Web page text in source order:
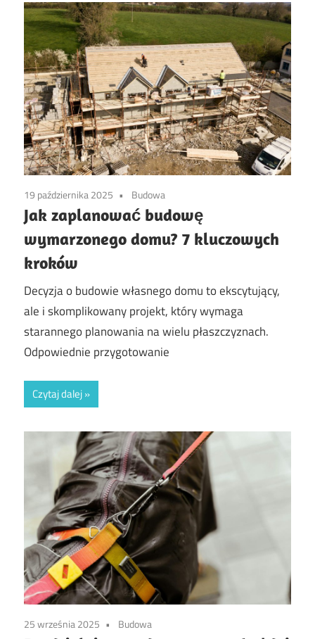
19 października 2025 Budowa
Jak zaplanować budowę
wymarzonego domu? 7 kluczowych
kroków
Decyzja o budowie własnego domu to ekscytujący,
ale i skomplikowany projekt, który wymaga
starannego planowania na wielu płaszczyznach.
Odpowiednie przygotowanie
Czytaj dalej
25 września 2025 Budowa